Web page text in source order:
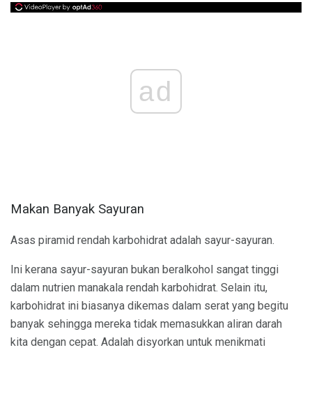
ad
Makan Banyak Sayuran
Asas piramid rendah karbohidrat adalah sayur-sayuran.
Ini kerana sayur-sayuran bukan beralkohol sangat tinggi
dalam nutrien manakala rendah karbohidrat. Selain itu,
karbohidrat ini biasanya dikemas dalam serat yang begitu
banyak sehingga mereka tidak memasukkan aliran darah
kita dengan cepat. Adalah disyorkan untuk menikmati